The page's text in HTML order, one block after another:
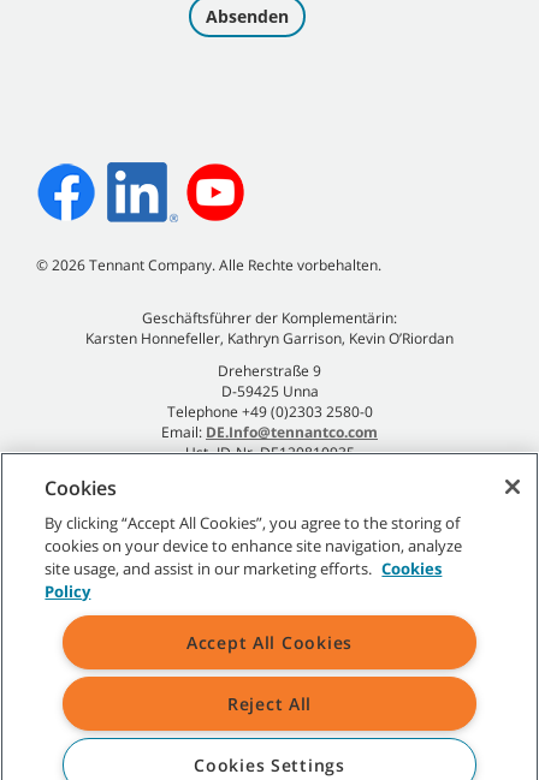
©2026Tennant Company. Alle Rechte vorbehalten.
Geschäftsführer der Komplementärin:
Karsten Honnefeller, Kathryn Garrison, Kevin O’Riordan
Dreherstraße 9
D-59425 Unna
Telephone +49 (0)2303 2580-0
Email: DE.Info@tennantco.com
Ust.-ID-Nr. DE120810935
Datenschutzrichtlinie
Sitemap Allgemeine Richtlinien Nutzungsbedingungen
Verkaufsbedingungen
Alle angegebenen Tennant-Marken und -Logos sind Eigentum der
Tennant Company und/oder ihrer verbundenen Unternehmen oder
Tochtergesellschaften.
Cookies
By clicking “Accept All Cookies”, you agree to the storing of
cookies on your device to enhance site navigation, analyze
site usage, and assist in our marketing efforts. Cookies
Policy
Accept All Cookies
Reject All
Cookies Settings